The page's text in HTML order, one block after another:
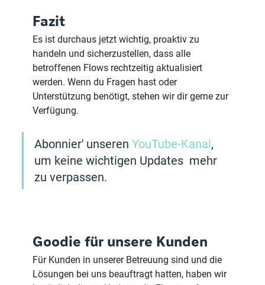
Fazit
Es ist durchaus jetzt wichtig, proaktiv zu
handeln und sicherzustellen, dass alle
betroffenen Flows rechtzeitig aktualisiert
werden. Wenn du Fragen hast oder
Unterstützung benötigt, stehen wir dir gerne zur
Verfügung.
Abonnier' unseren YouTube-Kanal,
um keine wichtigen Updates  mehr
zu verpassen.
Goodie für unsere Kunden
Für Kunden in unserer Betreuung sind und die
Lösungen bei uns beauftragt hatten, haben wir